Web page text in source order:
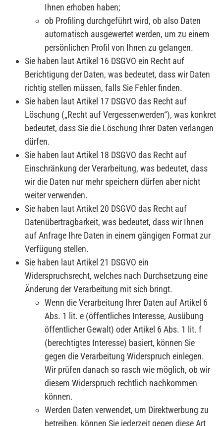
Ihnen erhoben haben;
ob Profiling durchgeführt wird, ob also Daten
automatisch ausgewertet werden, um zu einem
persönlichen Profil von Ihnen zu gelangen.
Sie haben laut Artikel 16 DSGVO ein Recht auf
Berichtigung der Daten, was bedeutet, dass wir Daten
richtig stellen müssen, falls Sie Fehler finden.
Sie haben laut Artikel 17 DSGVO das Recht auf
Löschung („Recht auf Vergessenwerden“), was konkret
bedeutet, dass Sie die Löschung Ihrer Daten verlangen
dürfen.
Sie haben laut Artikel 18 DSGVO das Recht auf
Einschränkung der Verarbeitung, was bedeutet, dass
wir die Daten nur mehr speichern dürfen aber nicht
weiter verwenden.
Sie haben laut Artikel 20 DSGVO das Recht auf
Datenübertragbarkeit, was bedeutet, dass wir Ihnen
auf Anfrage Ihre Daten in einem gängigen Format zur
Verfügung stellen.
Sie haben laut Artikel 21 DSGVO ein
Widerspruchsrecht, welches nach Durchsetzung eine
Änderung der Verarbeitung mit sich bringt.
Wenn die Verarbeitung Ihrer Daten auf Artikel 6
Abs. 1 lit. e (öffentliches Interesse, Ausübung
öffentlicher Gewalt) oder Artikel 6 Abs. 1 lit. f
(berechtigtes Interesse) basiert, können Sie
gegen die Verarbeitung Widerspruch einlegen.
Wir prüfen danach so rasch wie möglich, ob wir
diesem Widerspruch rechtlich nachkommen
können.
Werden Daten verwendet, um Direktwerbung zu
betreiben, können Sie jederzeit gegen diese Art